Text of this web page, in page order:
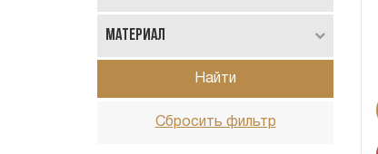
Материал
Найти
Сбросить фильтр